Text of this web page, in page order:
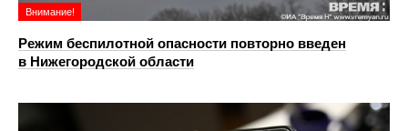
Внимание!
Режим беспилотной опасности повторно введен
в Нижегородской области